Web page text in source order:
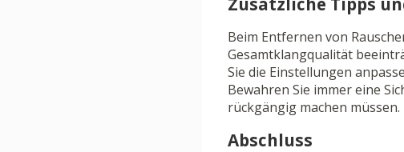
Beim Entfernen von
Gesamtklangqualität
Sie die Einstellungen
Bewahren Sie immer eine
rückgängig machen müssen.
Abschluss